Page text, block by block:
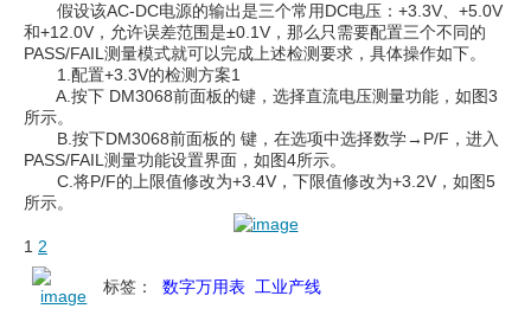
假设该AC-DC电源的输出是三个常用DC电压：+3.3V、+5.0V
和+12.0V，允许误差范围是±0.1V，那么只需要配置三个不同的
PASS/FAIL测量模式就可以完成上述检测要求，具体操作如下。
1.配置+3.3V的检测方案1
A.按下 DM3068前面板的键，选择直流电压测量功能，如图3
所示。
B.按下DM3068前面板的 键，在选项中选择数学→P/F，进入
PASS/FAIL测量功能设置界面，如图4所示。
C.将P/F的上限值修改为+3.4V，下限值修改为+3.2V，如图5
所示。
1 2
标签： 数字万用表 工业产线